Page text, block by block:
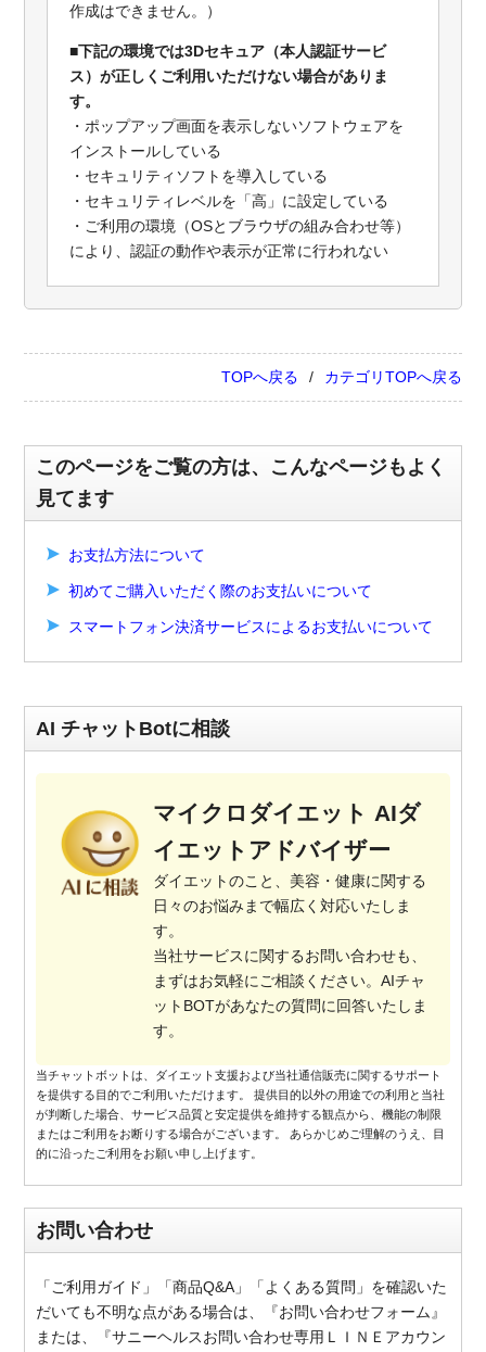
作成はできません。）
■下記の環境では3Dセキュア（本人認証サービ
ス）が正しくご利用いただけない場合がありま
す。
・ポップアップ画面を表示しないソフトウェアを
インストールしている
・セキュリティソフトを導入している
・セキュリティレベルを「高」に設定している
・ご利用の環境（OSとブラウザの組み合わせ等）
により、認証の動作や表示が正常に行われない
TOPへ戻る カテゴリTOPへ戻る
このページをご覧の方は、こんなページもよく
見てます
お支払方法について
初めてご購入いただく際のお支払いについて
スマートフォン決済サービスによるお支払いについて
AI チャットBotに相談
マイクロダイエット AIダ
イエットアドバイザー
ダイエットのこと、美容・健康に関する
日々のお悩みまで幅広く対応いたしま
す。
当社サービスに関するお問い合わせも、
まずはお気軽にご相談ください。AIチャ
ットBOTがあなたの質問に回答いたしま
す。
当チャットボットは、ダイエット支援および当社通信販売に関するサポート
を提供する目的でご利用いただけます。 提供目的以外の用途での利用と当社
が判断した場合、サービス品質と安定提供を維持する観点から、機能の制限
またはご利用をお断りする場合がございます。 あらかじめご理解のうえ、目
的に沿ったご利用をお願い申し上げます。
お問い合わせ
「ご利用ガイド」「商品Q&A」「よくある質問」を確認いた
だいても不明な点がある場合は、『お問い合わせフォーム』
または、『サニーヘルスお問い合わせ専用ＬＩＮＥアカウン